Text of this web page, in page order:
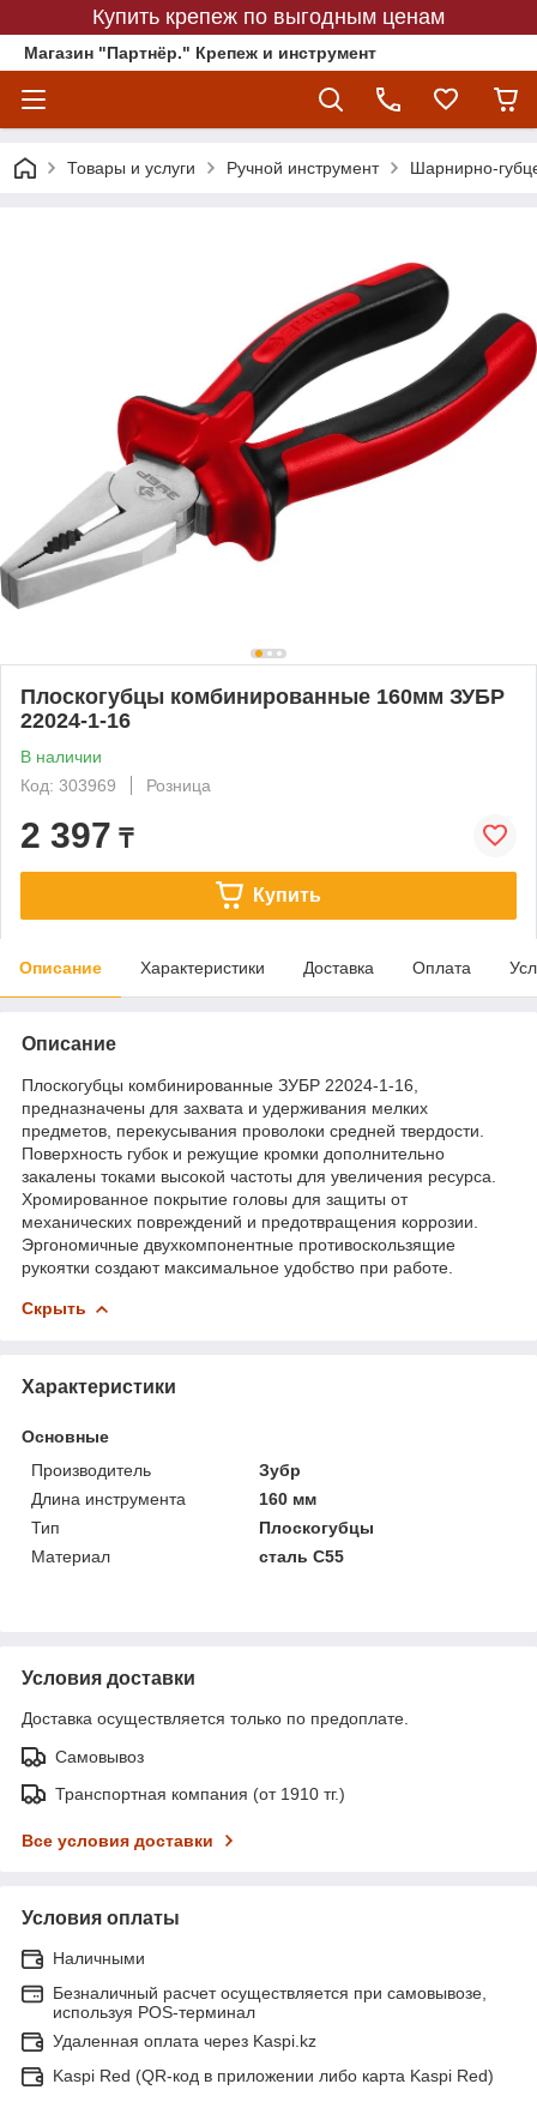
Купить крепеж по выгодным ценам
Магазин "Партнёр." Крепеж и инструмент
Товары и услуги Ручной инструмент Шарнирно-
Плоскогубцы комбинированные 160мм ЗУБР
22024-1-16
В наличии
Код: 303969
Розница
2 397 ₸
Купить
Описание Характеристики Доставка Оплата
Описание
Плоскогубцы комбинированные ЗУБР 22024-1-16,
предназначены для захвата и удерживания мелких
предметов, перекусывания проволоки средней твердости.
Поверхность губок и режущие кромки дополнительно
закалены токами высокой частоты для увеличения ресурса.
Хромированное покрытие головы для защиты от
механических повреждений и предотвращения коррозии.
Эргономичные двухкомпонентные противоскользящие
рукоятки создают максимальное удобство при работе.
Скрыть
Характеристики
Основные
Производитель
Зубр
Длина инструмента
160 мм
Тип
Плоскогубцы
Материал
сталь С55
Условия доставки
Доставка осуществляется только по предоплате.
Самовывоз
Транспортная компания (от 1910 тг.)
Все условия доставки
Условия оплаты
Наличными
Безналичный расчет осуществляется при самовывозе,
используя POS-терминал
Удаленная оплата через Kaspi.kz
Kaspi Red (QR-код в приложении либо карта Kaspi Red)